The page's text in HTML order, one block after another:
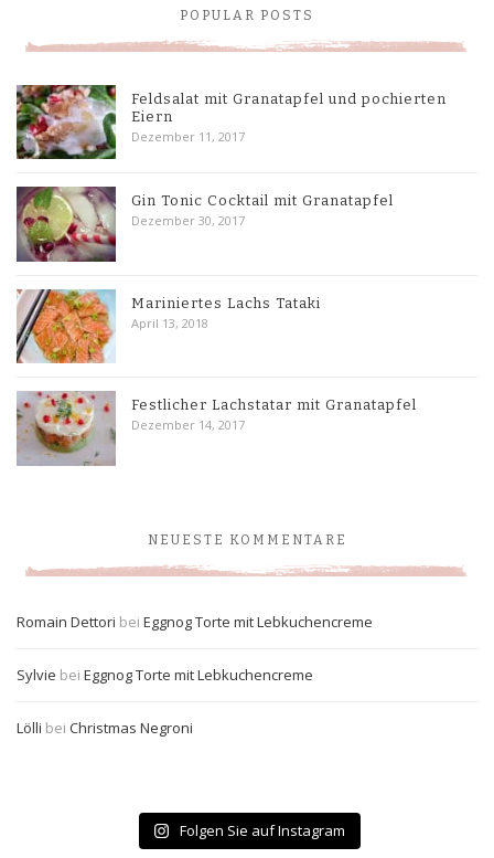
POPULAR POSTS
Feldsalat mit Granatapfel und pochierten
Eiern
Dezember 11, 2017
Gin Tonic Cocktail mit Granatapfel
Dezember 30, 2017
Mariniertes Lachs Tataki
April 13, 2018
Festlicher Lachstatar mit Granatapfel
Dezember 14, 2017
NEUESTE KOMMENTARE
Romain Dettori bei Eggnog Torte mit Lebkuchencreme
Sylvie bei Eggnog Torte mit Lebkuchencreme
Lölli bei Christmas Negroni
Folgen Sie auf Instagram